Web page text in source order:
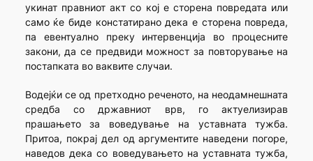
укинат правниот акт со кој е сторена повредата или
само ќе биде констатирано дека е сторена повреда,
па евентуално преку интервенција во процесните
закони, да се предвиди можност за повторување на
постапката во ваквите случаи.
Водејќи се од претходно реченото, на неодамнешната
средба со државниот врв, го актуeлизирав
прашањето за воведување на уставната тужба.
Притоа, покрај дел од аргументите наведени погоре,
наведов дека со воведувањето на уставната тужба,